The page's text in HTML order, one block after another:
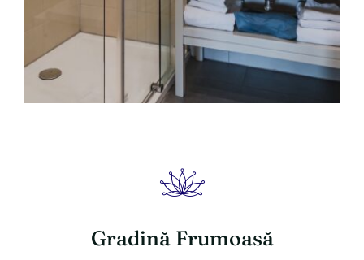
Gradină Frumoasă